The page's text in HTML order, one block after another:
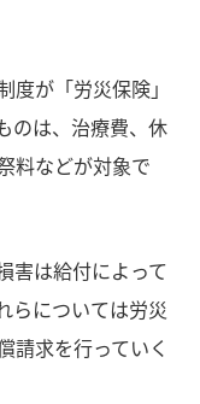
が「労災保険」
のは、治療費、休
料などが対象で
害は給付によって
らについては労災
請求を行っていく